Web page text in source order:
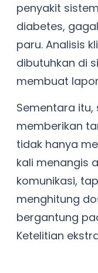
penyakit
diabetes,
paru. Analisis
dibutuhkan di
membuat
Sementara itu,
memberikan
tidak hanya
kali menangis
komunikasi,
menghitung
bergantung
Ketelitian